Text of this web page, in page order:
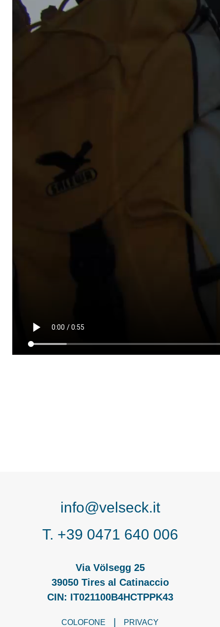
info@velseck.it
T. +39 0471 640 006
Via Völsegg 25
39050 Tires al Catinaccio
CIN: IT021100B4HCTPPK43
COLOFONE PRIVACY